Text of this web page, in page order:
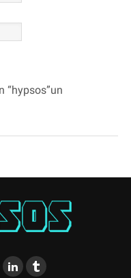
“hypsos”un